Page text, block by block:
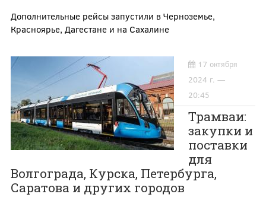
Дополнительные рейсы запустили в Черноземье,
Красноярье, Дагестане и на Сахалине
17 октября
2024 г. —
20:45
Трамваи:
закупки и
поставки
для
Волгограда, Курска, Петербурга,
Саратова и других городов